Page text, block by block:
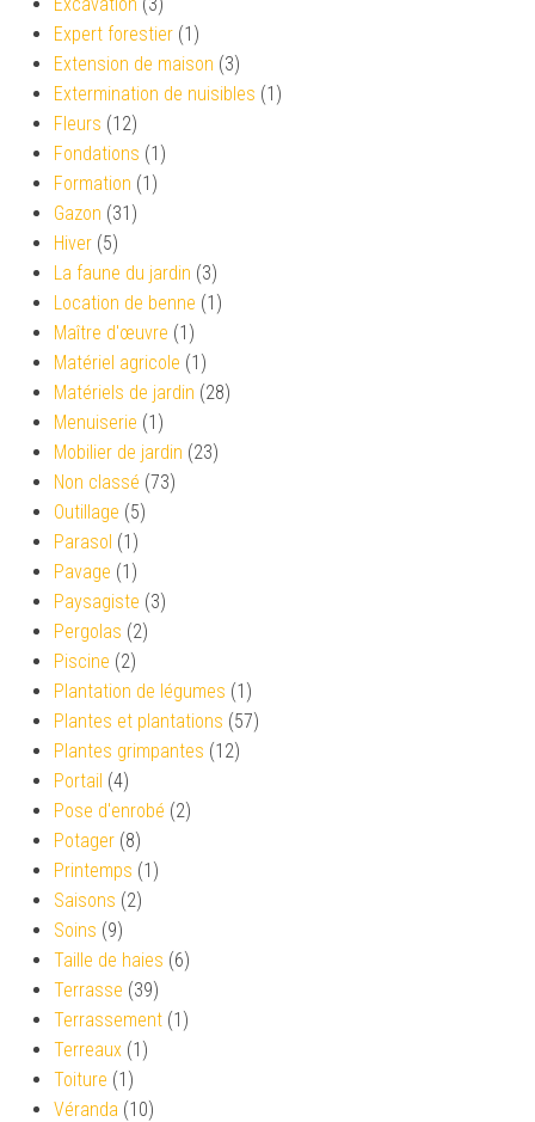
Expert forestier (1)
Extension de maison (3)
Extermination de nuisibles (1)
Fleurs (12)
Fondations (1)
Formation (1)
Gazon (31)
Hiver (5)
La faune du jardin (3)
Location de benne (1)
Maître d'œuvre (1)
Matériel agricole (1)
Matériels de jardin (28)
Menuiserie (1)
Mobilier de jardin (23)
Non classé (73)
Outillage (5)
Parasol (1)
Pavage (1)
Paysagiste (3)
Pergolas (2)
Piscine (2)
Plantation de légumes (1)
Plantes et plantations (57)
Plantes grimpantes (12)
Portail (4)
Pose d'enrobé (2)
Potager (8)
Printemps (1)
Saisons (2)
Soins (9)
Taille de haies (6)
Terrasse (39)
Terrassement (1)
Terreaux (1)
Toiture (1)
Véranda (10)